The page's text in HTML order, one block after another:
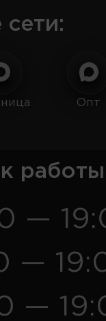
Опт
—
—
—